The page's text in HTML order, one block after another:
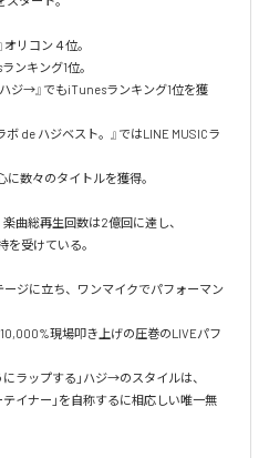
リコン４位。
ンキング1位。
ジ→』でもiTunesランキング1位を獲
de ハジベスト。』ではLINE MUSICラ
数々のタイトルを獲得。
曲総再生回数は2億回に達し、
を受けている。
ジに立ち、ワンマイクでパフォーマン
現場叩き上げの圧巻のLIVEパフ
ラップする」ハジ→のスタイルは、
イナー」を自称するに相応しい唯一無